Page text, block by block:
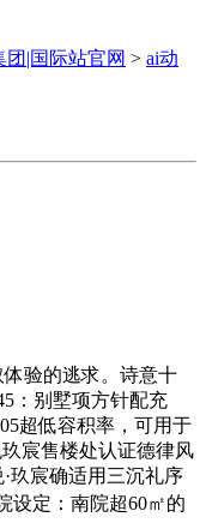
团|国际站官网 > ai动
验的逃求。诗意十
：别墅项方针配充
超低容积率，可用于
宸售楼处认证德律风
玖宸确适用三沉礼序
设定：南院超60㎡的